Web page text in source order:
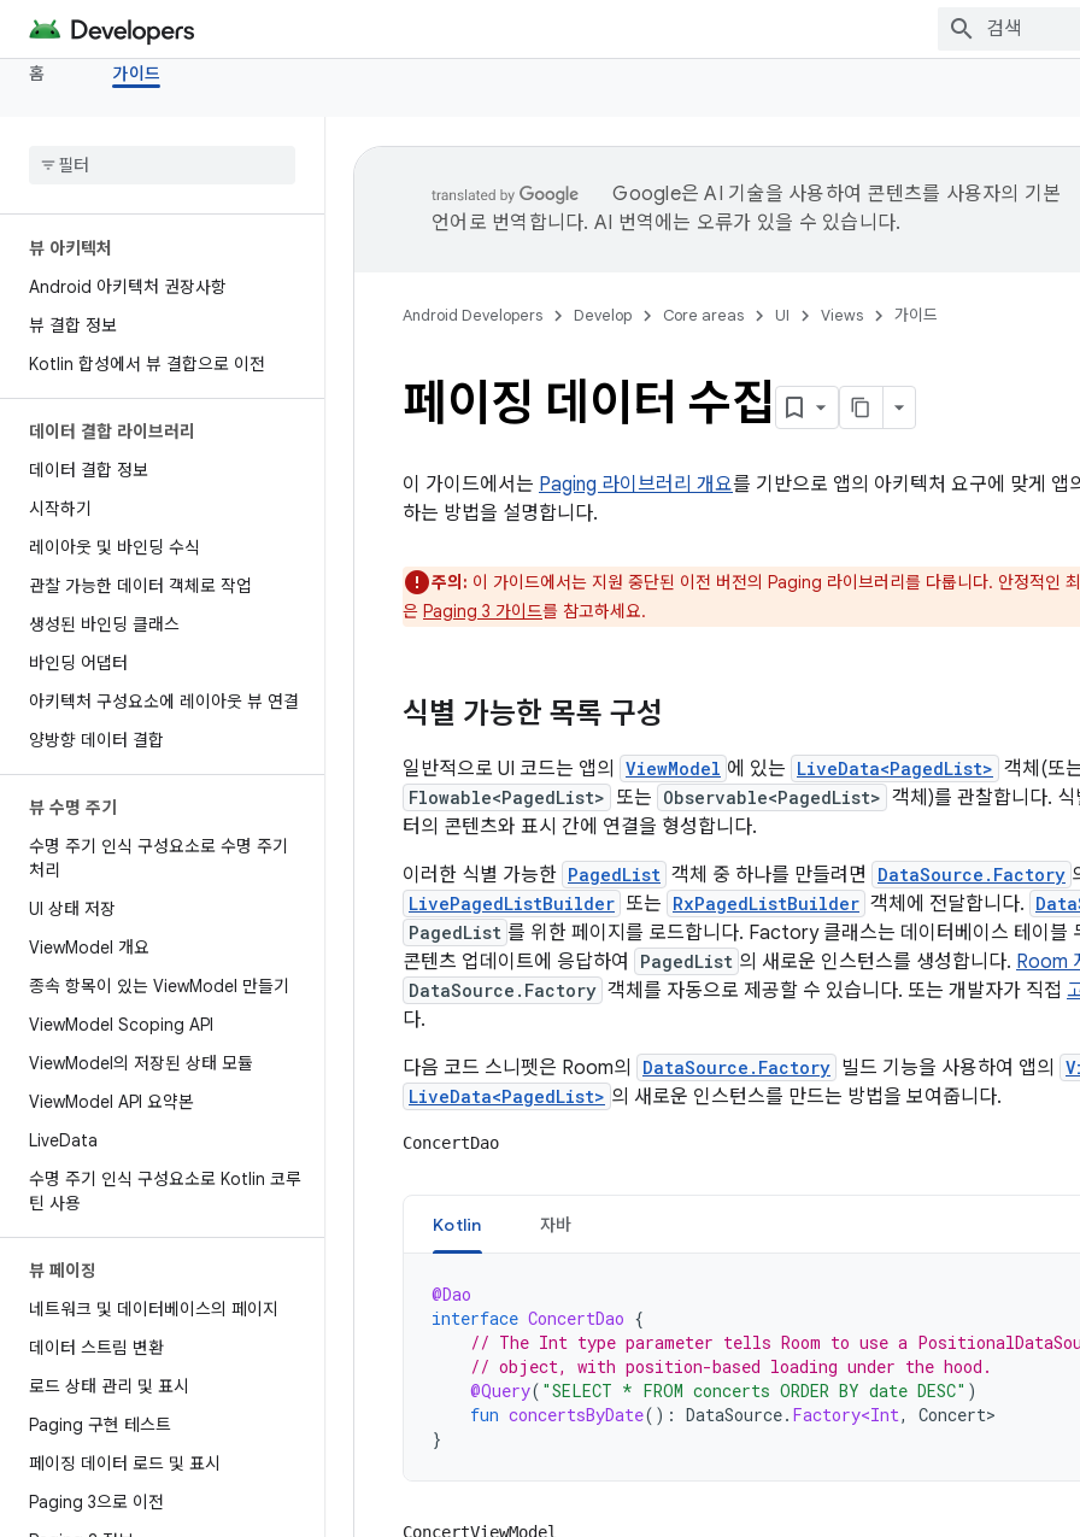
홈 가이드
뷰 아키텍처
Android 아키텍처 권장사항
뷰 결합 정보
Kotlin 합성에서 뷰 결합으로 이전
데이터 결합 라이브러리
데이터 결합 정보
시작하기
레이아웃 및 바인딩 수식
관찰 가능한 데이터 객체로 작업
생성된 바인딩 클래스
바인딩 어댑터
아키텍처 구성요소에 레이아웃 뷰 연결
양방향 데이터 결합
뷰 수명 주기
수명 주기 인식 구성요소로 수명 주기
처리
UI 상태 저장
ViewModel 개요
종속 항목이 있는 ViewModel 만들기
ViewModel Scoping API
ViewModel의 저장된 상태 모듈
ViewModel API 요약본
LiveData
수명 주기 인식 구성요소로 Kotlin 코루
틴 사용
뷰 페이징
네트워크 및 데이터베이스의 페이지
데이터 스트림 변환
로드 상태 관리 및 표시
Paging 구현 테스트
페이징 데이터 로드 및 표시
Paging 3으로 이전
Google은 AI 기술을 사용하여 콘텐츠를 사용자의 기본
언어로 번역합니다. AI 번역에는 오류가 있을 수 있습니다.
Android Developers Develop Core areas UI Views 가이드
페이징 데이터 수집
이 가이드에서는 Paging 라이브러리 개요를 기반으로 앱의 아키텍처 요구에 맞게 앱
하는 방법을 설명합니다.
주의: 이 가이드에서는 지원 중단된 이전 버전의 Paging 라이브러리를 다룹니다. 안정적인
은 Paging 3 가이드를 참고하세요.
식별 가능한 목록 구성
일반적으로 UI 코드는 앱의 ViewModel 에 있는 LiveData<PagedList> 객체(또
Flowable<PagedList> 또는 Observable<PagedList> 객체)를 관찰합니다.
터의 콘텐츠와 표시 간에 연결을 형성합니다.
이러한 식별 가능한 PagedList 객체 중 하나를 만들려면 DataSource.Factory
LivePagedListBuilder 또는 RxPagedListBuilder 객체에 전달합니다.
PagedList 를 위한 페이지를 로드합니다. Factory 클래스는 데이터베이스 테이블
콘텐츠 업데이트에 응답하여
PagedList 의 새로운 인스턴스를 생성합니다. Room
DataSource.Factory 객체를 자동으로 제공할 수 있습니다. 또는 개발자가 직접
다.
다음 코드 스니펫은 Room의
DataSource.Factory 빌드 기능을 사용하여 앱의
LiveData<PagedList> 의 새로운 인스턴스를 만드는 방법을 보여줍니다.
ConcertDao
Kotlin 자바
@Dao
interface ConcertDao {
// The Int type parameter tells Room to use a
// object, with position-based loading under the hood.
@Query( "SELECT * FROM concerts ORDER BY date DESC" )
fun concertsByDate(): DataSource. Factory<Int, Concert
}
ConcertViewModel